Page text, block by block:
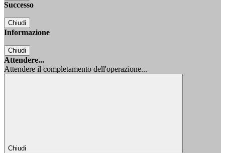
Successo
Chiudi
Informazione
Chiudi
Attendere...
Attendere il completamento dell'operazione...
Chiudi